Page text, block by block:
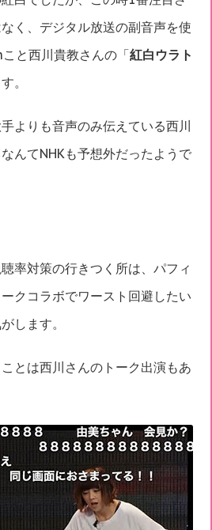
く、デジタル放送の副音声を使
と西川貴教さんの「紅白ウラト
。
よりも音声のみ伝えている西川
んてNHKも予想外だったようで
率対策の行きつく所は、パフィ
クコラボでワースト回避したい
します。
とは西川さんのトーク出演もあ